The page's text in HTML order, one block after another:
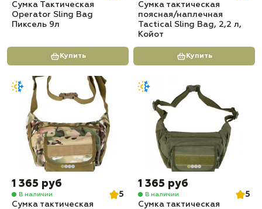
Сумка Тактическая
Operator Sling Bag
Пиксель 9л
Купить
Сумка тактическая
поясная/наплечная
Tactical Sling Bag, 2,2 л,
Койот
Купить
1 365 руб
В наличии
5
Сумка тактическая
1 365 руб
В наличии
5
Сумка тактическая